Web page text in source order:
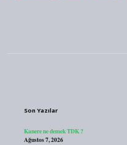
Son Yazılar
Kanere ne demek TDK ?
Ağustos 7, 2026